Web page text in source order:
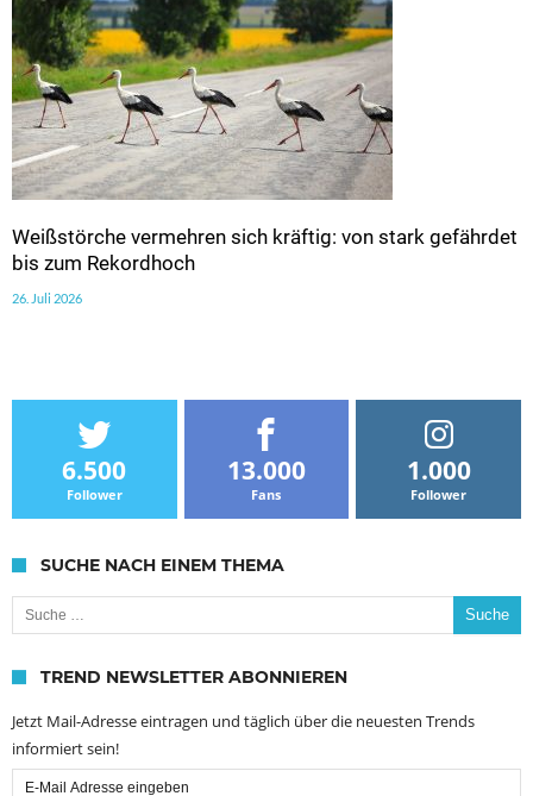
Weißstörche vermehren sich kräftig: von stark gefährdet
bis zum Rekordhoch
26. Juli 2026
6.500
Follower
13.000
Fans
1.000
Follower
SUCHE NACH EINEM THEMA
Suche nach:
TREND NEWSLETTER ABONNIEREN
Jetzt Mail-Adresse eintragen und täglich über die neuesten Trends
informiert sein!
Email